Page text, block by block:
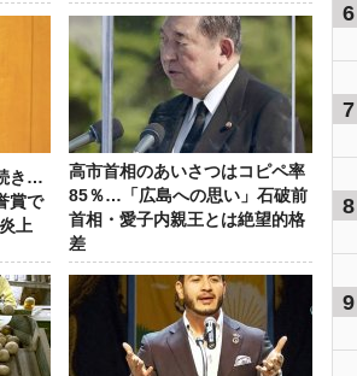
き…
賞で
上
高市首相のあいさつはコピペ率
85％…「広島への思い」石破前
首相・愛子内親王とは絶望的格
差
6
7
8
9